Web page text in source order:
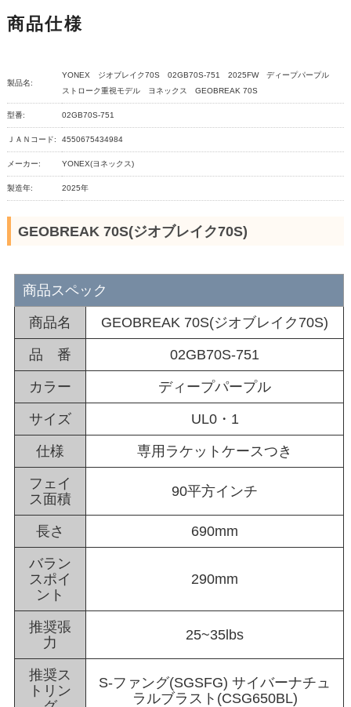
商品仕様
製品名:
YONEX ジオブレイク70S 02GB70S-751 2025FW ディープパープル
ストローク重視モデル ヨネックス GEOBREAK 70S
型番: 02GB70S-751
ＪＡＮコード: 4550675434984
メーカー: YONEX(ヨネックス)
製造年: 2025年
GEOBREAK 70S(ジオブレイク70S)
商品スペック
商品名 GEOBREAK 70S(ジオブレイク70S)
品 番 02GB70S-751
カラー ディープパープル
サイズ UL0・1
仕様 専用ラケットケースつき
フェイ
ス面積
90平方インチ
長さ 690mm
バラン
スポイ
ント
290mm
推奨張
力
25~35lbs
推奨ス
トリン
S-ファング(SGSFG) サイバーナチュ
ラルブラスト(CSG650BL)